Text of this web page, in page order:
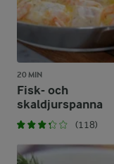
20 MIN
Fisk- och
skaldjurspanna
(118)